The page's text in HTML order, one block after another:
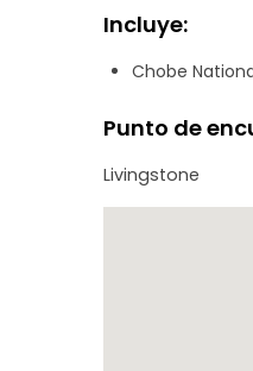
río Chobe, que ofrece
Observe elefantes,
destacadas:
rodeado de
Incluye:
Chobe
Punto de
Livingstone